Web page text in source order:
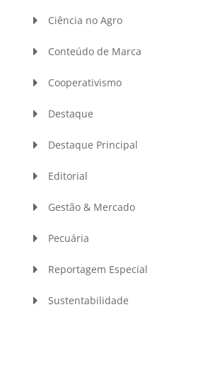
Ciência no Agro
Conteúdo de Marca
Cooperativismo
Destaque
Destaque Principal
Editorial
Gestão & Mercado
Pecuária
Reportagem Especial
Sustentabilidade